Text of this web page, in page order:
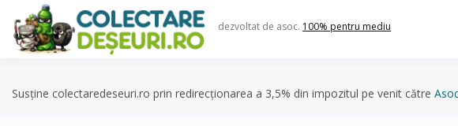
content
dezvoltat de asoc. 100% pentru mediu
Susține colectaredeseuri.ro prin redirecționarea a 3,5% din impozitul pe venit către